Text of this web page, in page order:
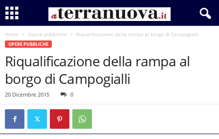
Home Opere pubbliche Riqualificazione della rampa al borgo di Campogialli
OPERE PUBBLICHE
Riqualificazione della rampa al
borgo di Campogialli
20 Dicembre 2015 0